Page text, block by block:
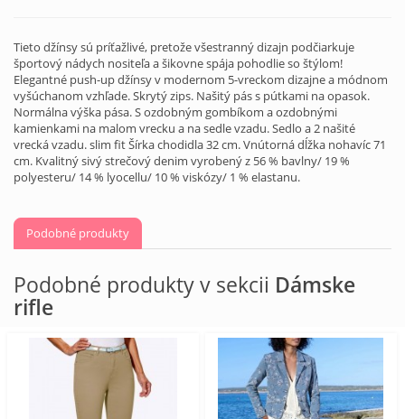
Tieto džínsy sú príťažlivé, pretože všestranný dizajn podčiarkuje
športový nádych nositeľa a šikovne spája pohodlie so štýlom!
Elegantné push-up džínsy v modernom 5-vreckom dizajne a módnom
vyšúchanom vzhľade. Skrytý zips. Našitý pás s pútkami na opasok.
Normálna výška pása. S ozdobným gombíkom a ozdobnými
kamienkami na malom vrecku a na sedle vzadu. Sedlo a 2 našité
vrecká vzadu. slim fit Šírka chodidla 32 cm. Vnútorná dĺžka nohavíc 71
cm. Kvalitný sivý strečový denim vyrobený z 56 % bavlny/ 19 %
polyesteru/ 14 % lyocellu/ 10 % viskózy/ 1 % elastanu.
Podobné produkty
Podobné produkty v sekcii Dámske
rifle